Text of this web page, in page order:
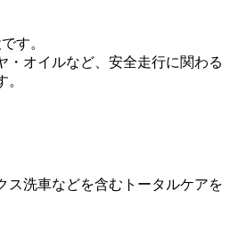
す。
・オイルなど、安全⾛⾏に関わる
ス洗⾞などを含むトータルケアを